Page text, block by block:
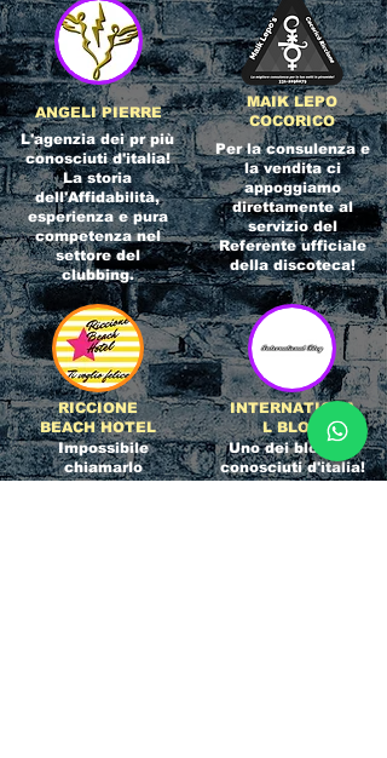
ANGELI PIERRE
L'agenzia dei pr più
conosciuti d'italia!
La storia
dell'Affidabilità,
esperienza e pura
competenza nel
settore del
clubbing.
MAIK LEPO
COCORICO
Per la consulenza e
la vendita ci
appoggiamo
direttamente al
servizio del
Referente ufficiale
della discoteca!
RICCIONE
BEACH HOTEL
Impossibile
chiamarlo
INTERNATIONA
L BLOG
Uno dei blog più
conosciuti d'italia!